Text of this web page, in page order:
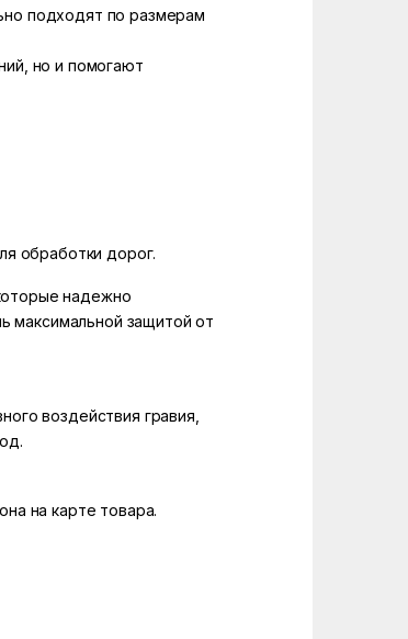
подходят по размерам
но и помогают
обработки дорог.
надежно
максимальной защитой от
воздействия гравия,
на карте товара.